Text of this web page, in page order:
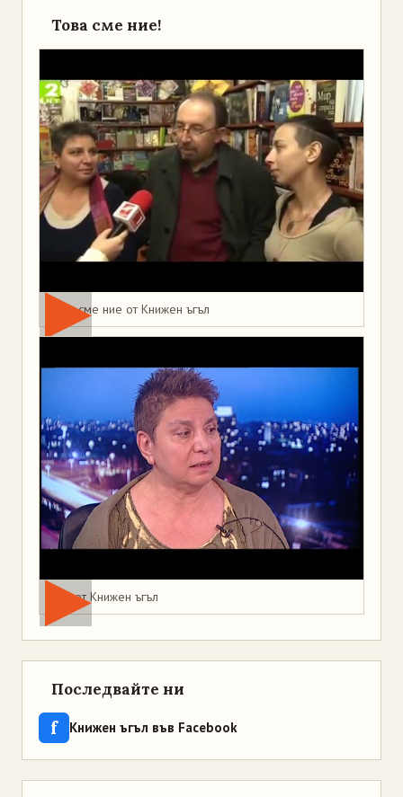
Това сме ние!
Това сме ние от Книжен ъгъл
Мая от Книжен ъгъл
Последвайте ни
f Книжен ъгъл във Facebook